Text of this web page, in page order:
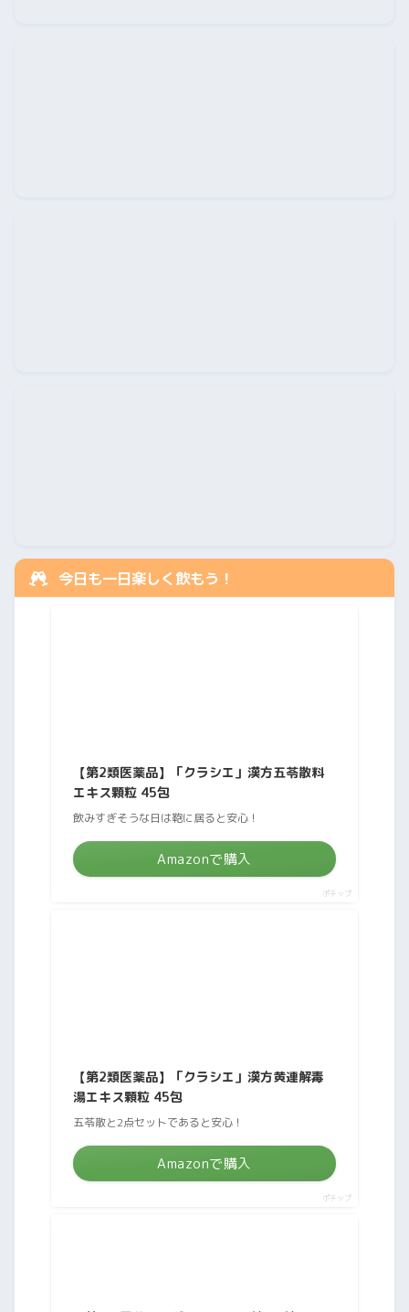
今日も一日楽しく飲もう！
【第2類医薬品】「クラシエ」漢方五苓散料
エキス顆粒 45包
飲みすぎそうな日は鞄に居ると安心！
Amazonで購入
ポチップ
【第2類医薬品】「クラシエ」漢方黄連解毒
湯エキス顆粒 45包
五苓散と2点セットであると安心！
Amazonで購入
ポチップ